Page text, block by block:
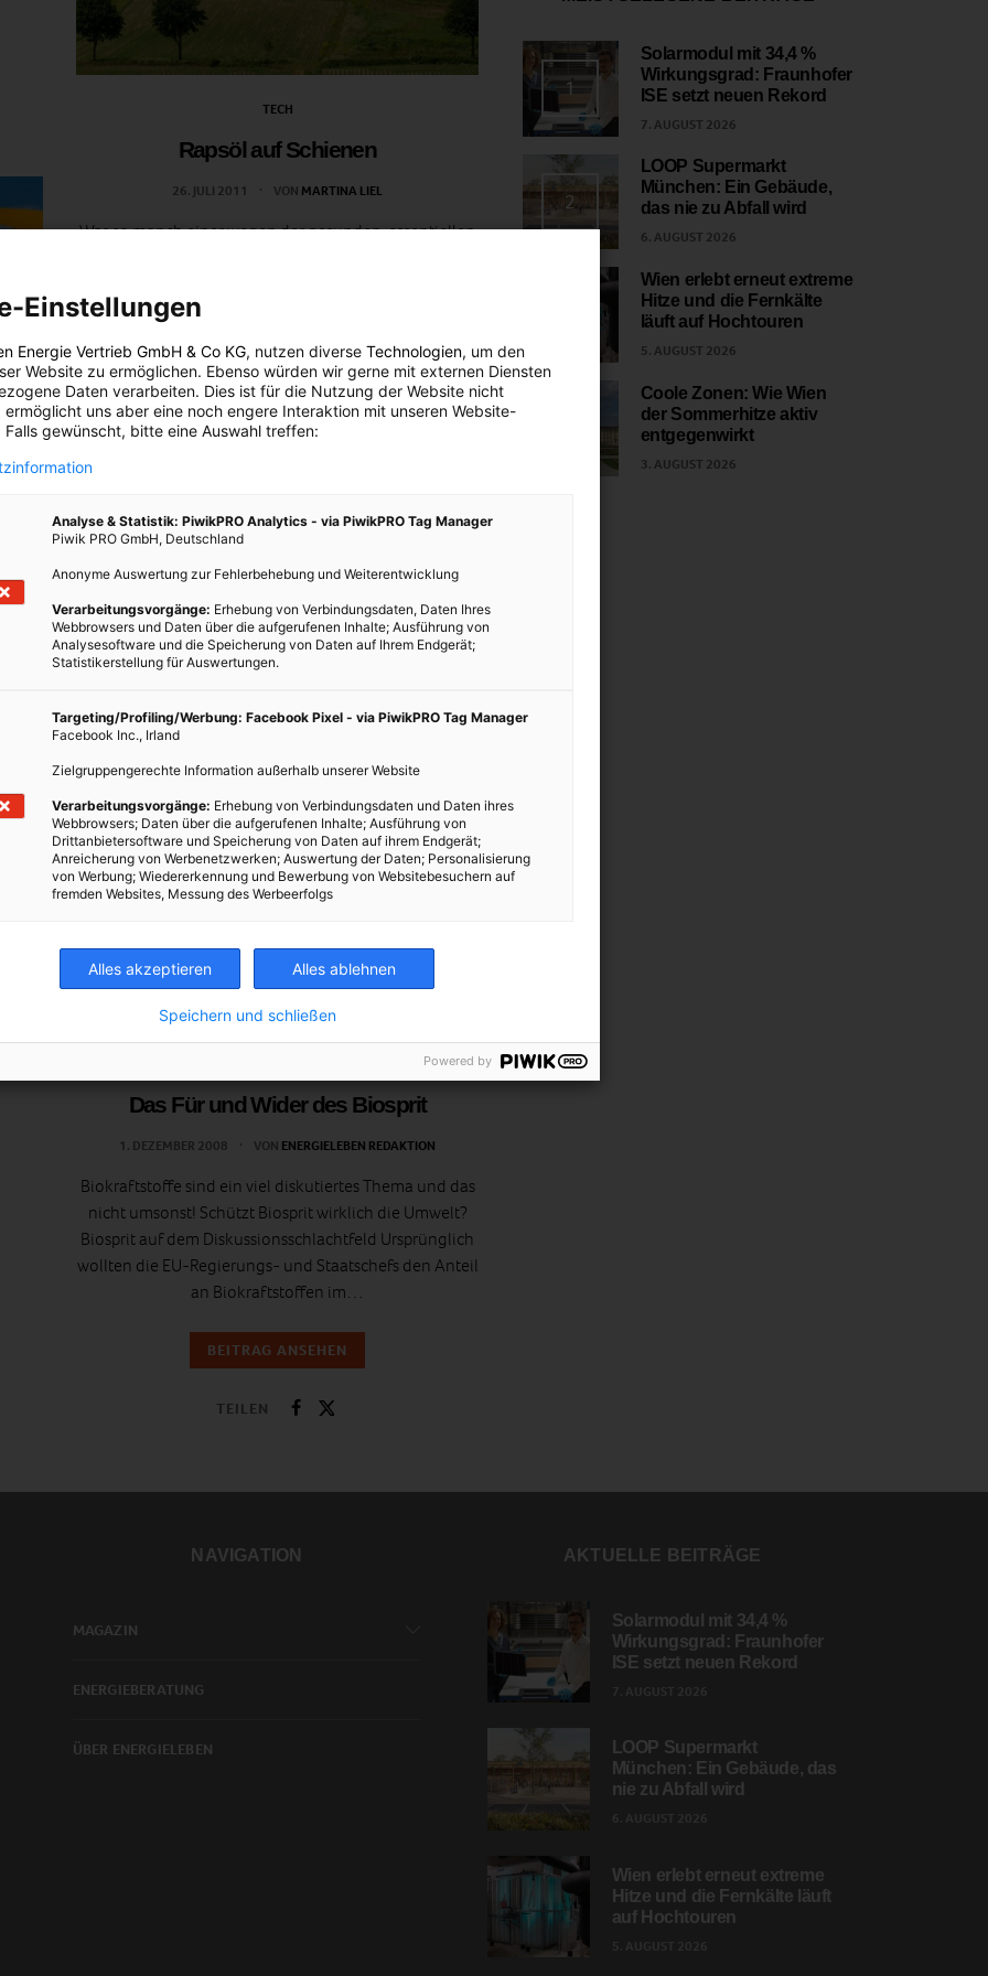
TECH
Rapsöl auf Schienen
26. JULI 2011 VON MARTINA LIEL
Was so manch einer wegen der gesunden, essentiellen
Forschungsverband des KIT-Instituts für…
BEITRAG ANSEHEN
TEILEN
Das Für und Wider des Biosprit
1. DEZEMBER 2008 VON ENERGIELEBEN REDAKTION
Biokraftstoffe sind ein viel diskutiertes Thema und das
nicht umsonst! Schützt Biosprit wirklich die Umwelt?
Biosprit auf dem Diskussionsschlachtfeld Ursprünglich
wollten die EU-Regierungs- und Staatschefs den Anteil
an Biokraftstoffen im…
BEITRAG ANSEHEN
TEILEN
1
Solarmodul mit 34,4 %
Wirkungsgrad: Fraunhofer
ISE setzt neuen Rekord
7. AUGUST 2026
2
LOOP Supermarkt
München: Ein Gebäude,
das nie zu Abfall wird
6. AUGUST 2026
Wien erlebt erneut extreme
Hitze und die Fernkälte
läuft auf Hochtouren
5. AUGUST 2026
Coole Zonen: Wie Wien
der Sommerhitze aktiv
entgegenwirkt
3. AUGUST 2026
NAVIGATION
MAGAZIN
ENERGIEBERATUNG
ÜBER ENERGIELEBEN
AKTUELLE BEITRÄGE
Solarmodul mit 34,4 %
Wirkungsgrad: Fraunhofer
ISE setzt neuen Rekord
LOOP Supermarkt
München: Ein Gebäude, das
nie zu Abfall wird
Wien erlebt erneut extreme
Hitze und die Fernkälte läuft
auf Hochtouren
Einstellungen
Energie Vertrieb GmbH & Co KG, nutzen diverse Technologien, um den
Website zu ermöglichen. Ebenso würden wir gerne mit externen Diensten
Daten verarbeiten. Dies ist für die Nutzung der Website nicht
ermöglicht uns aber eine noch engere Interaktion mit unseren Website-
Falls gewünscht, bitte eine Auswahl treffen:
Analyse & Statistik: PiwikPRO Analytics - via PiwikPRO Tag Manager
Piwik PRO GmbH, Deutschland
Anonyme Auswertung zur Fehlerbehebung und Weiterentwicklung
Verarbeitungsvorgänge: Erhebung von Verbindungsdaten, Daten Ihres
Webbrowsers und Daten über die aufgerufenen Inhalte; Ausführung von
Analysesoftware und die Speicherung von Daten auf Ihrem Endgerät;
Statistikerstellung für Auswertungen.
Targeting/Profiling/Werbung: Facebook Pixel - via PiwikPRO Tag Manager
Facebook Inc., Irland
Zielgruppengerechte Information außerhalb unserer Website
Verarbeitungsvorgänge: Erhebung von Verbindungsdaten und Daten ihres
Webbrowsers; Daten über die aufgerufenen Inhalte; Ausführung von
Drittanbietersoftware und Speicherung von Daten auf ihrem Endgerät;
Anreicherung von Werbenetzwerken; Auswertung der Daten; Personalisierung
von Werbung; Wiedererkennung und Bewerbung von Websitebesuchern auf
fremden Websites, Messung des Werbeerfolgs
Alles akzeptieren Alles ablehnen
Speichern und schließen
Powered by